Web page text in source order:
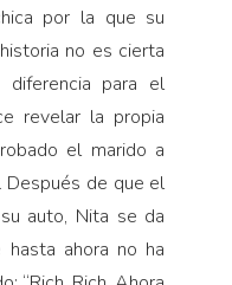
por la que su
no es cierta
para el
revelar la propia
el marido a
Después de que el
auto, Nita se da
ahora no ha